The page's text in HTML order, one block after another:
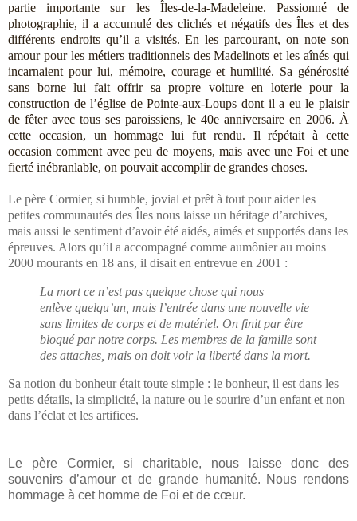
partie importante sur les Îles-de-la-Madeleine. Passionné de
photographie, il a accumulé des clichés et négatifs des Îles et des
différents endroits qu’il a visités. En les parcourant, on note son
amour pour les métiers traditionnels des Madelinots et les aînés qui
incarnaient pour lui, mémoire, courage et humilité. Sa générosité
sans borne lui fait offrir sa propre voiture en loterie pour la
construction de l’église de Pointe-aux-Loups dont il a eu le plaisir
de fêter avec tous ses paroissiens, le 40e anniversaire en 2006. À
cette occasion, un hommage lui fut rendu. Il répétait à cette
occasion comment avec peu de moyens, mais avec une Foi et une
fierté inébranlable, on pouvait accomplir de grandes choses.
Le père Cormier, si humble, jovial et prêt à tout pour aider les
petites communautés des Îles nous laisse un héritage d’archives,
mais aussi le sentiment d’avoir été aidés, aimés et supportés dans les
épreuves. Alors qu’il a accompagné comme aumônier au moins
2000 mourants en 18 ans, il disait en entrevue en 2001 :
La mort ce n’est pas quelque chose qui nous
enlève quelqu’un, mais l’entrée dans une nouvelle vie
sans limites de corps et de matériel. On finit par être
bloqué par notre corps. Les membres de la famille sont
des attaches, mais on doit voir la liberté dans la mort.
Sa notion du bonheur était toute simple : le bonheur, il est dans les
petits détails, la simplicité, la nature ou le sourire d’un enfant et non
dans l’éclat et les artifices.
Le père Cormier, si charitable, nous laisse donc des
souvenirs d’amour et de grande humanité. Nous rendons
hommage à cet homme de Foi et de cœur.